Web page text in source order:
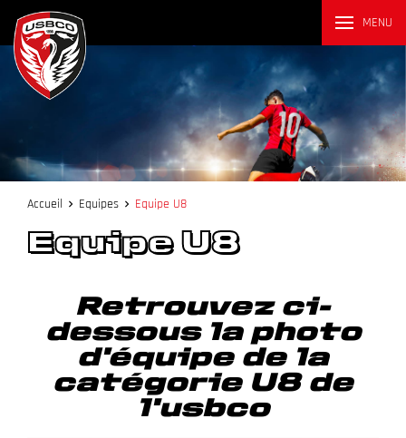
MENU
Accueil Equipes Equipe U8
Equipe U8
Retrouvez ci-
dessous la photo
d'équipe de la
catégorie U8 de
l'usbco